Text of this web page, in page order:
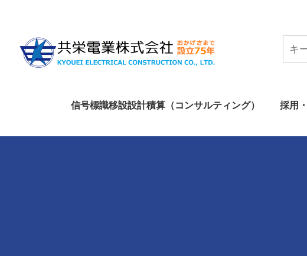
信号標識移設設計積算（コンサルティング） 採用